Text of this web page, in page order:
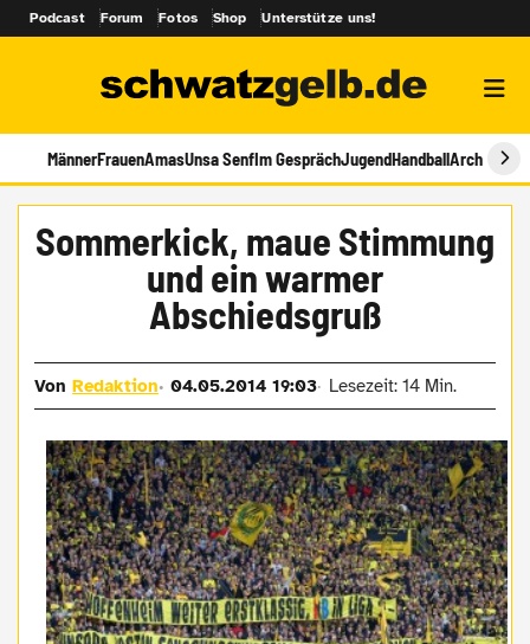
Podcast Forum Fotos Shop Unterstütze uns!
MännerFrauenAmasUnsa SenfIm GesprächJugendHandballArchiv
Sommerkick, maue Stimmung
und ein warmer
Abschiedsgruß
VonRedaktion 04.05.2014 19:03 Lesezeit: 14 Min.